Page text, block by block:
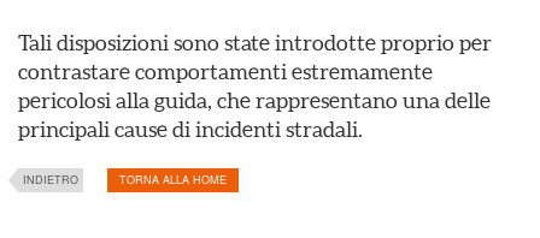
Tali disposizioni sono state introdotte proprio per
contrastare comportamenti estremamente
pericolosi alla guida, che rappresentano una delle
principali cause di incidenti stradali.
INDIETRO TORNA ALLA HOME